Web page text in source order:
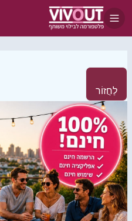
לַחֲזוֹר